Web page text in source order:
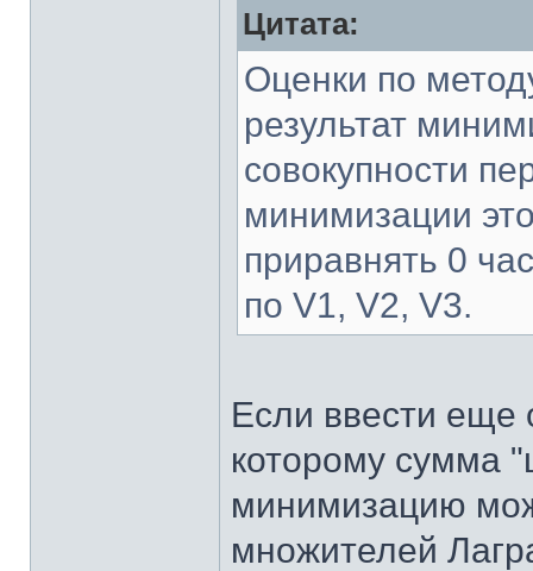
Цитата:
Оценки по
результат
совокупности
минимизации
приравнять 0
по V1, V2, V3.
Если ввести еще
которому сумма
минимизацию
множителей